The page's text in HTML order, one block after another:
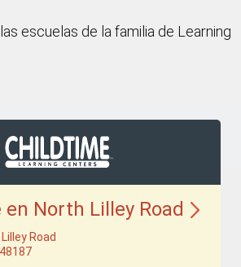
escuelas de la familia de Learning
en North Lilley Road
Road